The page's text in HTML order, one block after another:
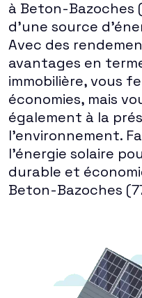
à Beton-
d'une source
Avec des
avantages en
immobilière, vous
économies, mais
également à la
l'environnement.
l'énergie solaire
durable et
Beton-Bazoches